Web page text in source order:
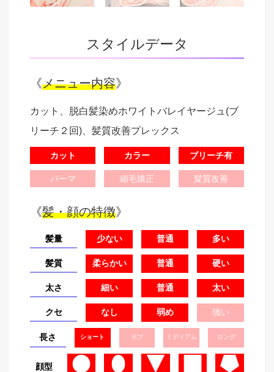
スタイルデータ
《メニュー内容》
カット、脱白髪染めホワイトバレイヤージュ(ブ
リーチ２回)、髪質改善プレックス
カット カラー ブリーチ有
パーマ 縮毛矯正 髪質改善
《髪・顔の特徴》
髪量 少ない 普通 多い
髪質 柔らかい 普通 硬い
太さ 細い 普通 太い
クセ なし 弱め 強い
長さ ショート ボブ ミディアム ロング
顔型